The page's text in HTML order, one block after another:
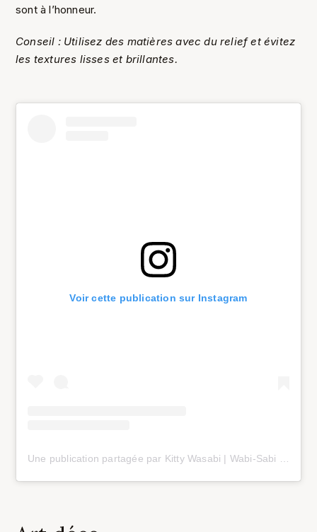
sont à l’honneur.
Conseil : Utilisez des matières avec du relief et évitez
les textures lisses et brillantes.
Voir cette publication sur Instagram
Une publication partagée par Kitty Wasabi | Wabi-Sabi inspired Interior & Homedecor DIYs (@wasabiinterior)